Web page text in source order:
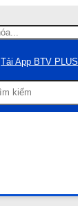
Tải App BTV PLUS